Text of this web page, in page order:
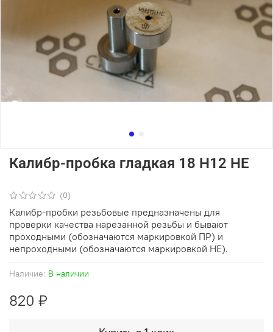
(0)
Наличие: В наличии
Калибр-пробка гладкая 18 Н12 НЕ
820 ₽
Калибр-пробки резьбовые предназначены для
проверки качества нарезанной резьбы и бывают
проходными (обозначаются маркировкой ПР) и
непроходными (обозначаются маркировкой НЕ).